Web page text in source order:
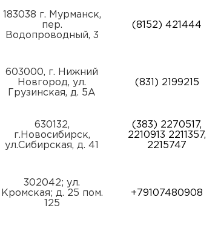
183038 г. Мурманск,
пер.
Водопроводный, 3
(8152) 421444
603000, г. Нижний
Новгород, ул.
Грузинская, д. 5А
(831) 2199215
630132,
г.Новосибирск,
ул.Сибирская, д. 41
(383) 2270517,
2210913 2211357,
2215747
302042; ул.
Кромская; д. 25 пом.
125
+79107480908